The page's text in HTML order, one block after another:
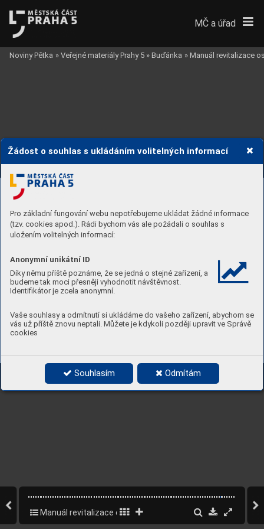
Žádost o souhlas s ukládáním volitelných informací
Pro základní fungování webu nepotřebujeme ukládat žádné informace
(tzv. cookies apod.). Rádi bychom vás ale požádali o souhlas s
uložením volitelných informací:
Anonymní unikátní ID
Díky němu příště poznáme, že se jedná o stejné zařízení, a
budeme tak moci přesněji vyhodnotit návštěvnost.
Identifikátor je zcela anonymní.
Vaše souhlasy a odmítnutí si ukládáme do vašeho zařízení, abychom se
vás už příště znovu neptali. Můžete je kdykoli později upravit ve Správě
cookies
Souhlasím Odmítám
MČ a úřad
Noviny Pětka » Veřejné materiály Prahy 5 » Buďánka » Manuál revitalizace
Manuál revitalizace osady Buďánka – část B návrhová 74